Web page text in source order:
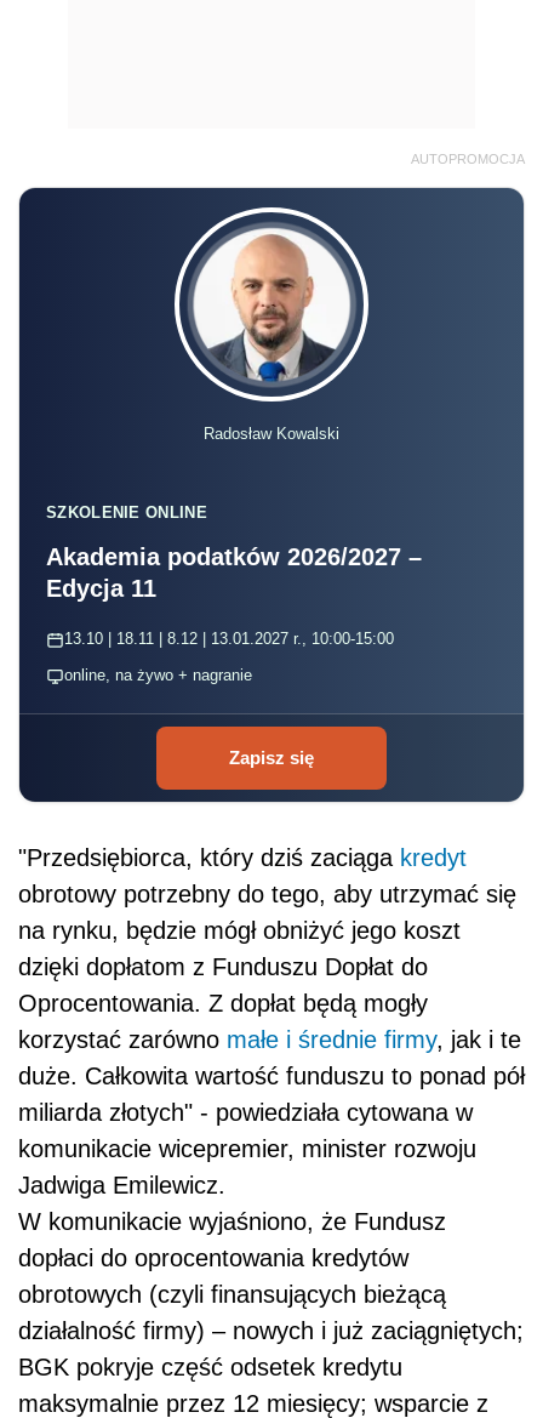
AUTOPROMOCJA
Radosław Kowalski
SZKOLENIE ONLINE
Akademia podatków 2026/2027 –
Edycja 11
13.10 | 18.11 | 8.12 | 13.01.2027 r., 10:00-15:00
online, na żywo + nagranie
Zapisz się
"Przedsiębiorca, który dziś zaciąga kredyt
obrotowy potrzebny do tego, aby utrzymać się
na rynku, będzie mógł obniżyć jego koszt
dzięki dopłatom z Funduszu Dopłat do
Oprocentowania. Z dopłat będą mogły
korzystać zarówno małe i średnie firmy, jak i te
duże. Całkowita wartość funduszu to ponad pół
miliarda złotych" - powiedziała cytowana w
komunikacie wicepremier, minister rozwoju
Jadwiga Emilewicz.
W komunikacie wyjaśniono, że Fundusz
dopłaci do oprocentowania kredytów
obrotowych (czyli finansujących bieżącą
działalność firmy) – nowych i już zaciągniętych;
BGK pokryje część odsetek kredytu
maksymalnie przez 12 miesięcy; wsparcie z